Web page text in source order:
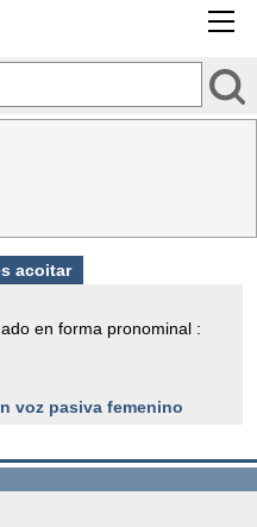
acoitar
en forma pronominal :
voz pasiva femenino